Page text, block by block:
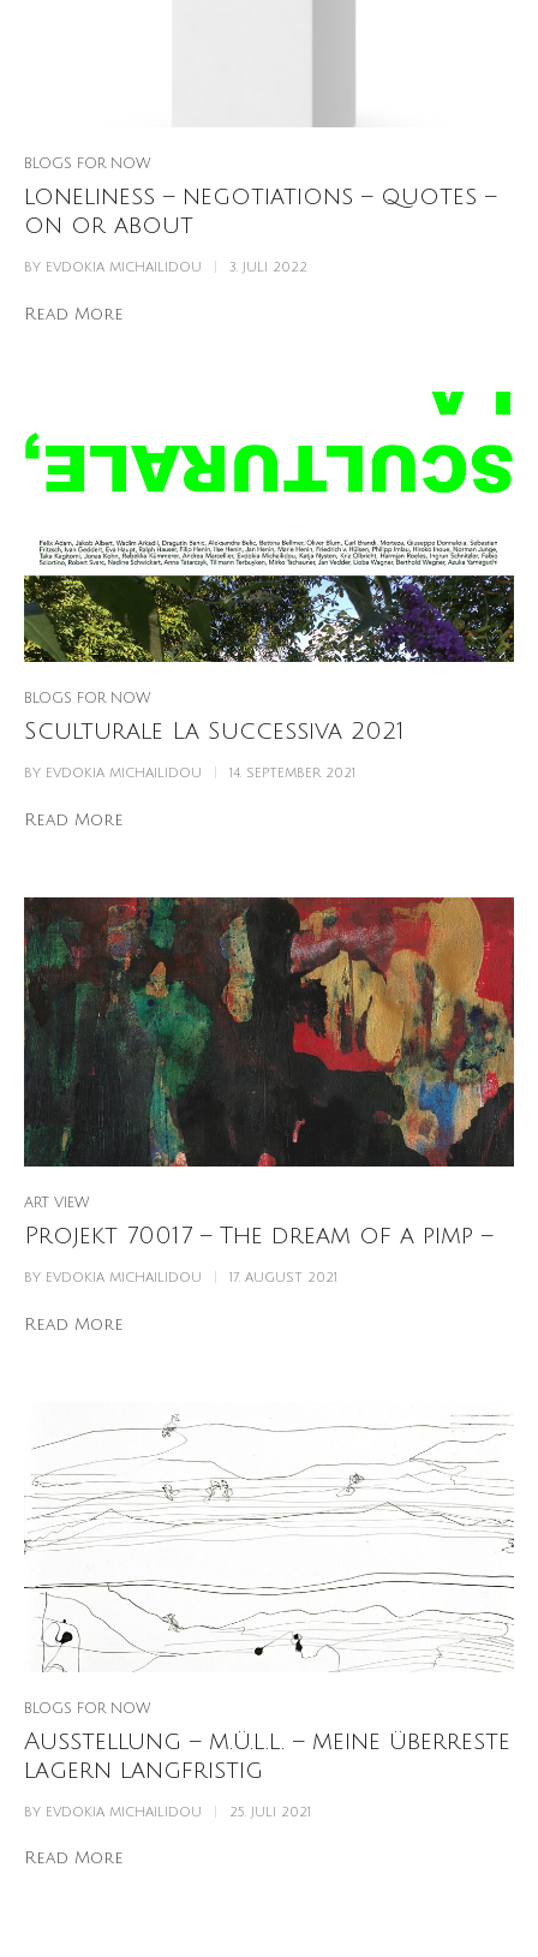
BLOGS FOR NOW
loneliness – negotiations – quotes –
on or about
BY EVDOKIA MICHAILIDOU 3. JULI 2022
Read More
BLOGS FOR NOW
Sculturale La Successiva 2021
BY EVDOKIA MICHAILIDOU 14. SEPTEMBER 2021
Read More
ART VIEW
Projekt 70017 – The dream of a pimp –
BY EVDOKIA MICHAILIDOU 17. AUGUST 2021
Read More
BLOGS FOR NOW
Ausstellung – m.ü.l.l. – meine überreste
lagern langfristig
BY EVDOKIA MICHAILIDOU 25. JULI 2021
Read More